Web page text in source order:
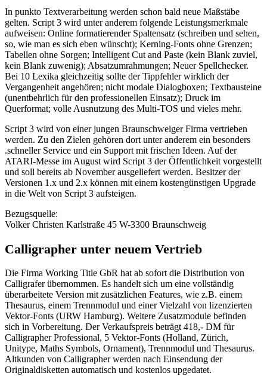
In punkto Textverarbeitung werden schon bald neue Maßstäbe
gelten. Script 3 wird unter anderem folgende Leistungsmerkmale
aufweisen: Online formatierender Spaltensatz (schreiben und sehen,
so, wie man es sich eben wünscht); Kerning-Fonts ohne Grenzen;
Tabellen ohne Sorgen; Intelligent Cut and Paste (kein Blank zuviel,
kein Blank zuwenig); Absatzumrahmungen; Neuer Spellchecker.
Bei 10 Lexika gleichzeitig sollte der Tippfehler wirklich der
Vergangenheit angehören; nicht modale Dialogboxen; Textbausteine
(unentbehrlich für den professionellen Einsatz); Druck im
Querformat; volle Ausnutzung des Multi-TOS und vieles mehr.
Script 3 wird von einer jungen Braunschweiger Firma vertrieben
werden. Zu den Zielen gehören dort unter anderem ein besonders
.schneller Service und ein Support mit frischen Ideen. Auf der
ATARI-Messe im August wird Script 3 der Öffentlichkeit vorgestellt
und soll bereits ab November ausgeliefert werden. Besitzer der
Versionen 1.x und 2.x können mit einem kostengünstigen Upgrade
in die Welt von Script 3 aufsteigen.
Bezugsquelle:
Volker Christen Karlstraße 45 W-3300 Braunschweig
Calligrapher unter neuem Vertrieb
Die Firma Working Title GbR hat ab sofort die Distribution von
Calligrafer übernommen. Es handelt sich um eine vollständig
überarbeitete Version mit zusätzlichen Features, wie z.B. einem
Thesaurus, einem Trennmodul und einer Vielzahl von lizenzierten
Vektor-Fonts (URW Hamburg). Weitere Zusatzmodule befinden
sich in Vorbereitung. Der Verkaufspreis beträgt 418,- DM für
Calligrapher Professional, 5 Vektor-Fonts (Holland, Zürich,
Unitype, Maths Symbols, Ornament), Trennmodul und Thesaurus.
Altkunden von Calligrapher werden nach Einsendung der
Originaldisketten automatisch und kostenlos upgedatet.